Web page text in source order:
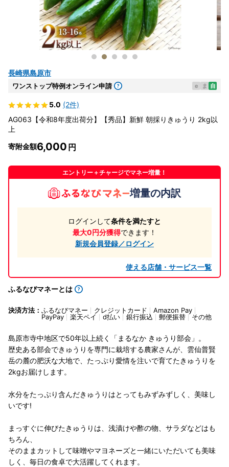
長崎県島原市
ワンストップ特例オンライン申請 e ま 自
5.0 (2件)
AG063【令和8年度出荷分】【秀品】新鮮 朝採りきゅうり 2kg以
上
寄附金額6,000
エントリー＋チャージでマネー増量！
増量の内訳
ログインして条件を満たすと
最大0円分獲得できます！
新規会員登録／ログイン
使える店舗・サービス一覧
ふるなびマネーとは
決済方法： ふるなびマネー クレジットカード
Amazon Pay
PayPay
楽天ペイ d払い 銀行振込 郵便振替 その他
島原市寺中地区で50年以上続く「まるなか きゅうり部会」。
歴史ある部会できゅうりを専門に栽培する農家さんが、雲仙普賢
岳の麓の肥沃な大地で、たっぷり愛情を注いで育てたきゅうりを
2kgお届けします。
水分をたっぷり含んだきゅうりはとってもみずみずしく、美味し
いです!
まっすぐに伸びたきゅうりは、浅漬けや酢の物、サラダなどはも
ちろん、
そのままカットして味噌やマヨネーズと一緒にいただいても美味
しく、毎日の食卓で大活躍してくれます。